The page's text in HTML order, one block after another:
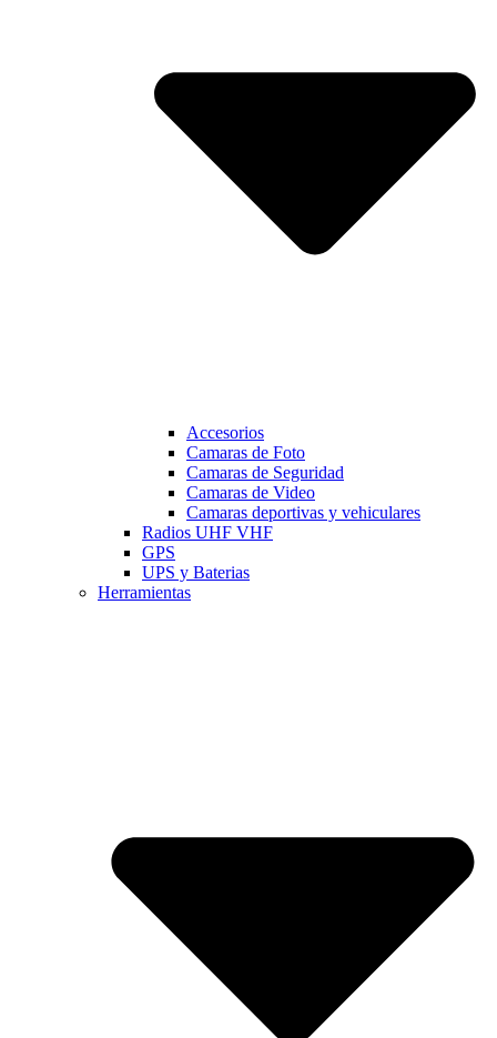
Accesorios
Camaras de Foto
Camaras de Seguridad
Camaras de Video
Camaras deportivas y vehiculares
Radios UHF VHF
GPS
UPS y Baterias
Herramientas